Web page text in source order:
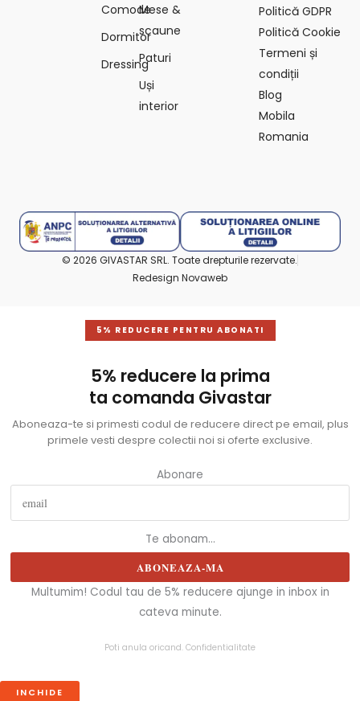
Comode
Dormitor
Dressing
Mese &
scaune
Paturi
Uși
interior
Politică GDPR
Politică Cookie
Termeni și
condiții
Blog
Mobila
Romania
© 2026 GIVASTAR SRL. Toate drepturile rezervate.
Redesign Novaweb
5% REDUCERE PENTRU ABONATI
5% reducere la prima
ta comanda Givastar
Aboneaza-te si primesti codul de reducere direct pe email, plus
primele vesti despre colectii noi si oferte exclusive.
Abonare
Te abonam...
ABONEAZA-MA
Multumim! Codul tau de 5% reducere ajunge in inbox in
cateva minute.
Poti anula oricand. Confidentialitate
INCHIDE